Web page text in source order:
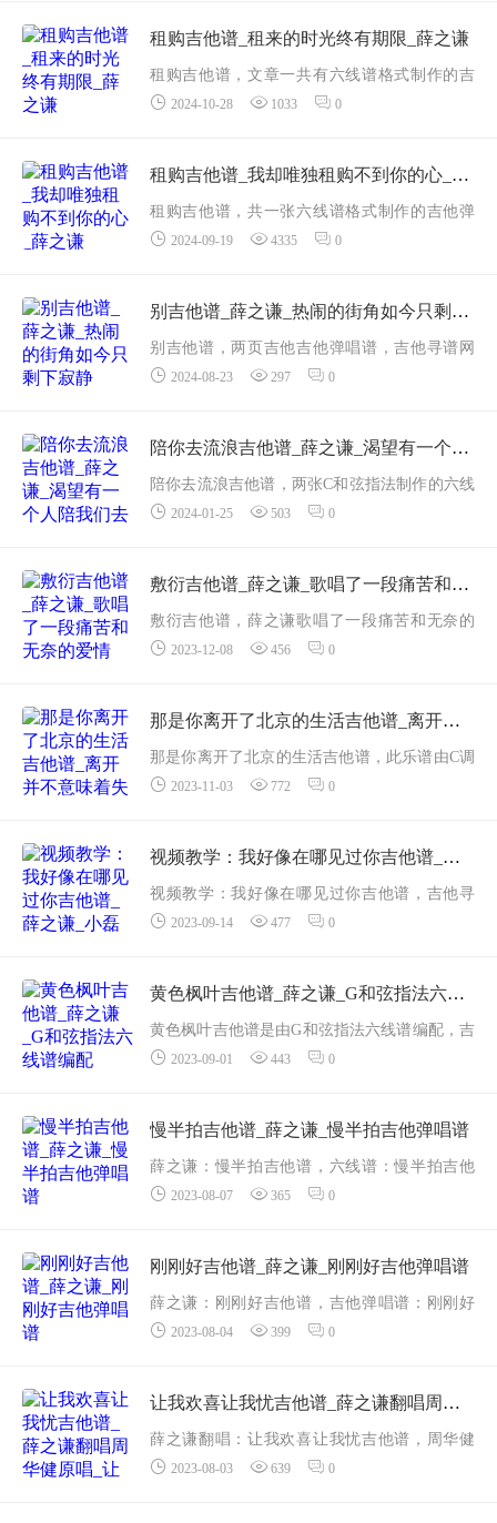
了对故乡和亲人的深深思念。守村人是一个默
默无...
租购吉他谱_租来的时光终有期限_薛之谦
租购吉他谱，文章一共有六线谱格式制作的吉
他弹唱谱3页。薛之谦通过独特的视角和深刻的
薛之谦的歌词不仅表达了对爱情的珍视，也反
映了...
2024-10-28 1033 0
租购吉他谱_我却唯独租购不到你的心_薛之谦
租购吉他谱，共一张六线谱格式制作的吉他弹
唱谱。这首歌以独特的视角，描绘了现代都市
思。薛之谦以细腻的笔触描绘了都市中“租购&r
d...
2024-09-19 4335 0
别吉他谱_薛之谦_热闹的街角如今只剩下寂静
别吉他谱，两页吉他吉他弹唱谱，吉他寻谱网
站收集分享，曲谱采用六线谱格式制作。从歌
感的张力，能够触动听众的心弦。歌曲中反复
出现的&ldq...
2024-08-23 297 0
陪你去流浪吉他谱_薛之谦_渴望有一个人陪我们去看世界
陪你去流浪吉他谱，两张C和弦指法制作的六线
谱，这首歌表达了一个人愿意陪伴另一个人一
浪吉他弹唱谱。
薛之谦的歌曲《陪你去流浪》歌词里...
2024-01-25 503 0
敷衍吉他谱_薛之谦_歌唱了一段痛苦和无奈的爱情
敷衍吉他谱，薛之谦歌唱了一段痛苦和无奈的
爱情，文中吉他弹唱谱包含了一页标清六线
谱分享。...
2023-12-08 456 0
那是你离开了北京的生活吉他谱_离开并不意味着失去美好回忆_薛之谦
那是你离开了北京的生活吉他谱，此乐谱由C调
指法六线谱制谱，四页吉他弹唱谱，薛之谦的
薛之谦的歌曲《那是你离开了北京的生活》让
我想起了我自己的经历。...
2023-11-03 772 0
视频教学：我好像在哪见过你吉他谱_薛之谦_小磊老师示范_《我好像在哪见过你》六线谱
视频教学：我好像在哪见过你吉他谱，吉他寻
谱分享薛之谦的《我好像在哪见过你》吉他弹
那声音，那曲调，仿佛带我回到了很久以前。
闭上眼睛，我似乎能从岁月的河流中找到一个
熟...
2023-09-14 477 0
黄色枫叶吉他谱_薛之谦_G和弦指法六线谱编配_《黄色枫叶》吉他弹唱谱
黄色枫叶吉他谱是由G和弦指法六线谱编配，吉
他寻谱收集分享薛之谦的《黄色枫叶》吉他弹
黄色的枫叶如她的歌声一般柔美动听，像是把
灿烂的秋光倾泻在大地上的礼物。我仿佛...
2023-09-01 443 0
慢半拍吉他谱_薛之谦_慢半拍吉他弹唱谱
薛之谦：慢半拍吉他谱，六线谱：慢半拍吉他
弹唱谱。我站在城市的拐角，犹豫不决地望着
我心中激荡。生活常常如此，总是来得慢，去
得快。而我，总是...
2023-08-07 365 0
刚刚好吉他谱_薛之谦_刚刚好吉他弹唱谱
薛之谦：刚刚好吉他谱，吉他弹唱谱：刚刚好
六线谱编配。在生活的大舞台上，我们都是演
《刚刚好》中所唱的，我们都在寻找那个“刚刚
好&rdqu...
2023-08-04 399 0
让我欢喜让我忧吉他谱_薛之谦翻唱周华健原唱_让我欢喜让我忧吉他弹唱谱
薛之谦翻唱：让我欢喜让我忧吉他谱，周华健
原唱：让我欢喜让我忧六线谱。
2023-08-03 639 0